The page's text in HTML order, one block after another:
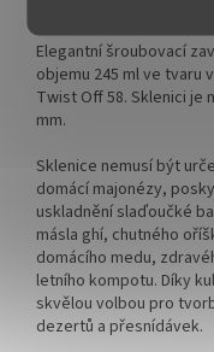
✅Paletu za výhodnější
objednejteZDE
Elegantní šroubovací
objemu 245 ml ve tvaru
Twist Off 58. Sklenici je
mm.
Sklenice nemusí být
domácí majonézy,
uskladnění slaďoučké
másla ghí, chutného
domácího medu,
letního kompotu. Díky
skvělou volbou pro
dezertů a přesnídávek.